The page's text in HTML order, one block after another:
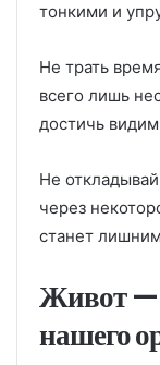
тонкими и
Не трать
всего лишь
достичь
Не
через
станет
Живот —
нашего